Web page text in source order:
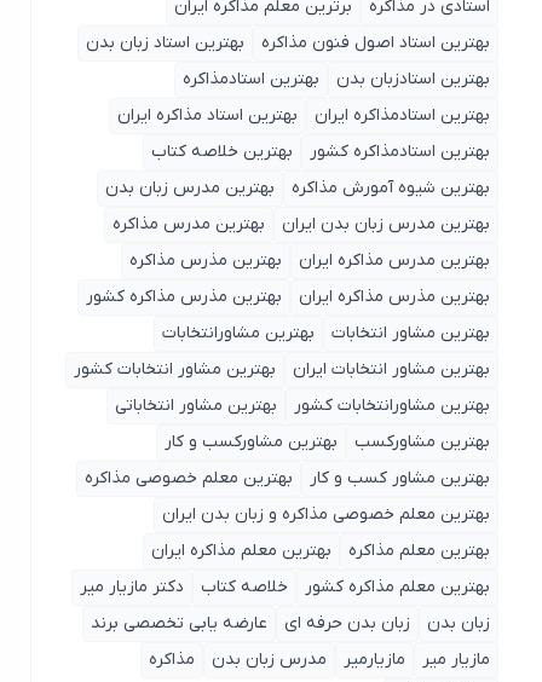
استادی در مذاکره
برترین معلم مذاکره ایران
بهترین استاد اصول ‌فنون مذاکره
بهترین استاد زبان بدن
بهترین استادزبان بدن
بهترین استادمذاکره
بهترین استادمذاکره ایران
بهترین استاد مذاکره ایران
بهترین استادمذاکره کشور
بهترین خلاصه کتاب
بهترین شیوه آمورش مذاکره
بهترین مدرس زبان بدن
بهترین مدرس زبان بدن ایران
بهترین مدرس مذاکره
بهترین مدرس مذاکره ایران
بهترین مذرس مذاکره
بهترین مذرس مذاکره ایران
بهترین مذرس مذاکره کشور
بهترین مشاور انتخابات
بهترین مشاورانتخابات
بهترین مشاور انتخابات ایران
بهترین مشاور انتخابات کشور
بهترین مشاورانتخابات کشور
بهترین مشاور انتخاباتی
بهترین مشاورکسب
بهترین مشاورکسب و کار
بهترین مشاور کسب و کار
بهترین معلم خصوصی مذاکره
بهترین معلم خصوصی مذاکره و زبان بدن ایران
بهترین معلم مذاکره
بهترین معلم مذاکره ایران
بهترین معلم مذاکره کشور
خلاصه کتاب
دکتر مازیار میر
زبان بدن
زبان بدن حرفه ای
عارضه یابی تخصصی برند
مازیار میر
مازیارمیر مدرس زبان بدن
مذاکره